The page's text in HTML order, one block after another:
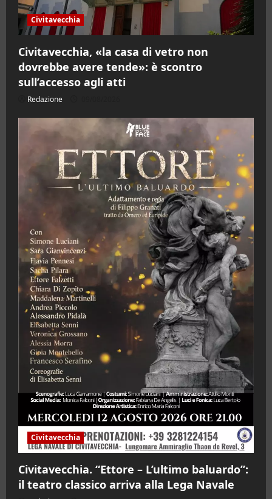
Civitavecchia
Civitavecchia, «la casa di vetro non
dovrebbe avere tende»: è scontro
sull’accesso agli atti
Redazione
Civitavecchia
Civitavecchia. “Ettore – L’ultimo baluardo”:
il teatro classico arriva alla Lega Navale